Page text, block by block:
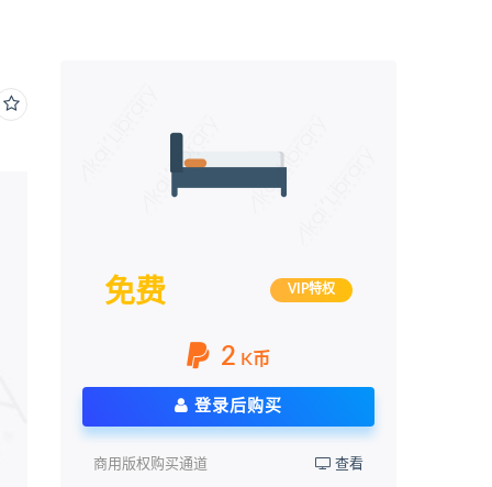
免费 VIP特权
2 K币
登录后购买
商用版权购买通道 查看